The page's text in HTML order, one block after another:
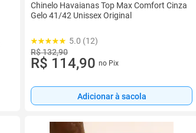
Chinelo Havaianas Top Max Comfort Cinza
Gelo 41/42 Unissex Original
5.0 (12)
R$ 132,90
R$ 114,90 no Pix
Adicionar à sacola